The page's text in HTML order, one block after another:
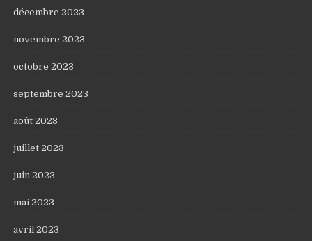
décembre 2023
novembre 2023
octobre 2023
septembre 2023
août 2023
juillet 2023
juin 2023
mai 2023
avril 2023